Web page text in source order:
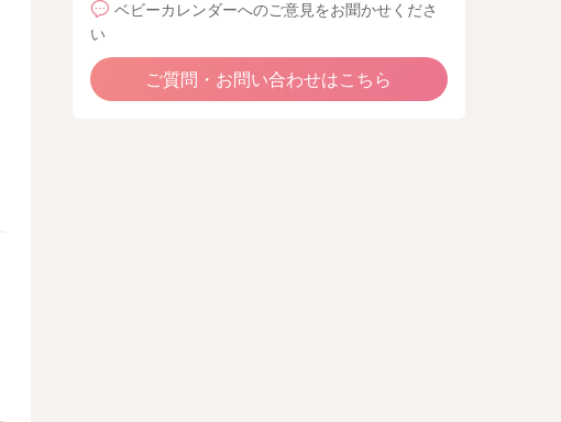
ベビーカレンダーへのご意見をお聞かせくださ
い
ご質問・お問い合わせはこちら